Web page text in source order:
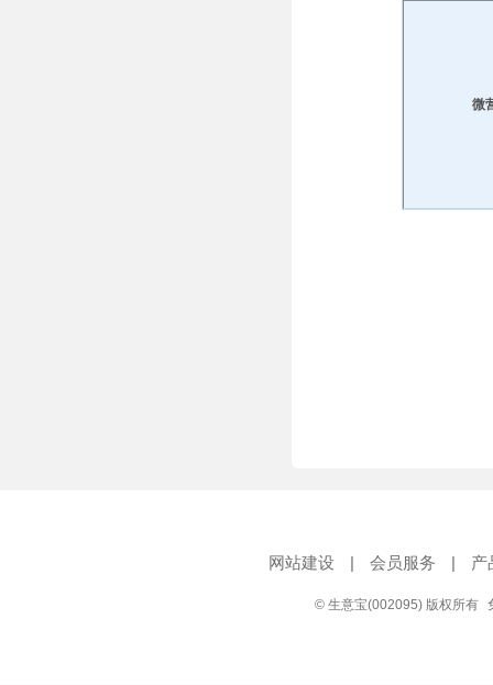
网站建设 | 会员服务 | 产
© 生意宝(002095) 版权所有